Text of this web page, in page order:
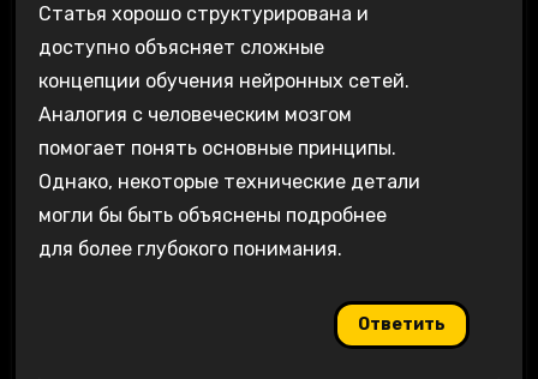
Статья хорошо структурирована и
доступно объясняет сложные
концепции обучения нейронных сетей.
Аналогия с человеческим мозгом
помогает понять основные принципы.
Однако, некоторые технические детали
могли бы быть объяснены подробнее
для более глубокого понимания.
Ответить